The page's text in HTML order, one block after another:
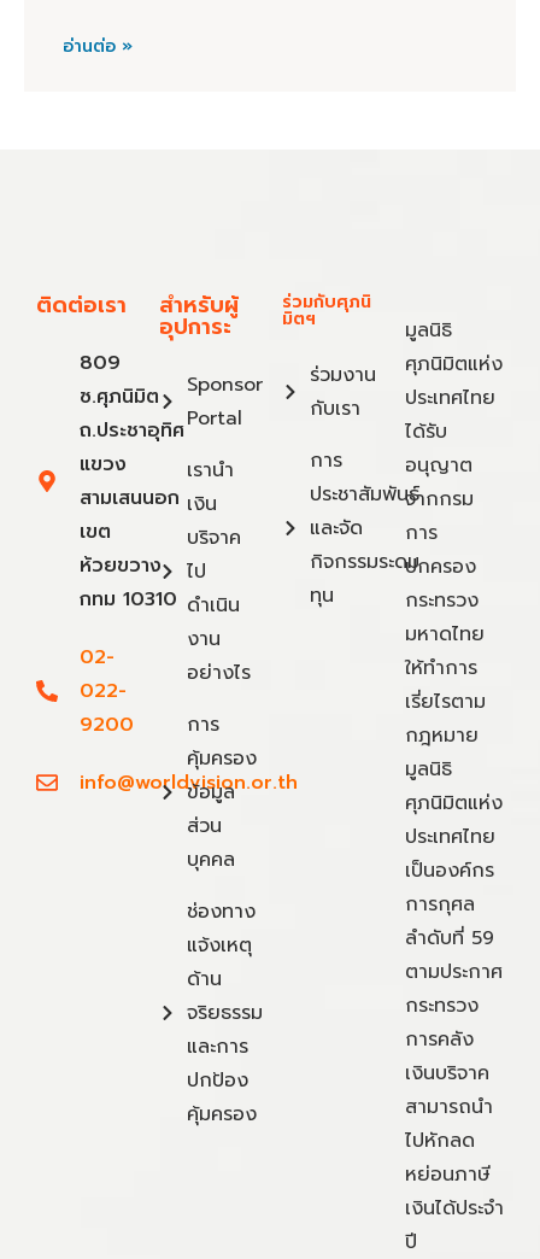
อ่านต่อ »
ติดต่อเรา
809
ซ.ศุภนิมิต
ถ.ประชาอุทิศ
แขวง
สามเสนนอก
เขต
ห้วยขวาง
กทม 10310
02-
022-
9200
info@worldvision.or.th
สำหรับผู้
อุปการะ
Sponsor
Portal
เรานำ
เงิน
บริจาค
ไป
ดำเนิน
งาน
อย่างไร
การ
คุ้มครอง
ข้อมูล
ส่วน
บุคคล
ช่องทาง
แจ้งเหตุ
ด้าน
จริยธรรม
และการ
ปกป้อง
คุ้มครอง
ร่วมกับศุภนิ
มิตฯ
ร่วมงาน
กับเรา
การ
ประชาสัมพันธ์
และจัด
กิจกรรมระดม
ทุน
มูลนิธิ
ศุภนิมิตแห่ง
ประเทศไทย
ได้รับ
อนุญาต
จากกรม
การ
ปกครอง
กระทรวง
มหาดไทย
ให้ทำการ
เรี่ยไรตาม
กฎหมาย
มูลนิธิ
ศุภนิมิตแห่ง
ประเทศไทย
เป็นองค์กร
การกุศล
ลำดับที่ 59
ตามประกาศ
กระทรวง
การคลัง
เงินบริจาค
สามารถนำ
ไปหักลด
หย่อนภาษี
เงินได้ประจำ
ปี